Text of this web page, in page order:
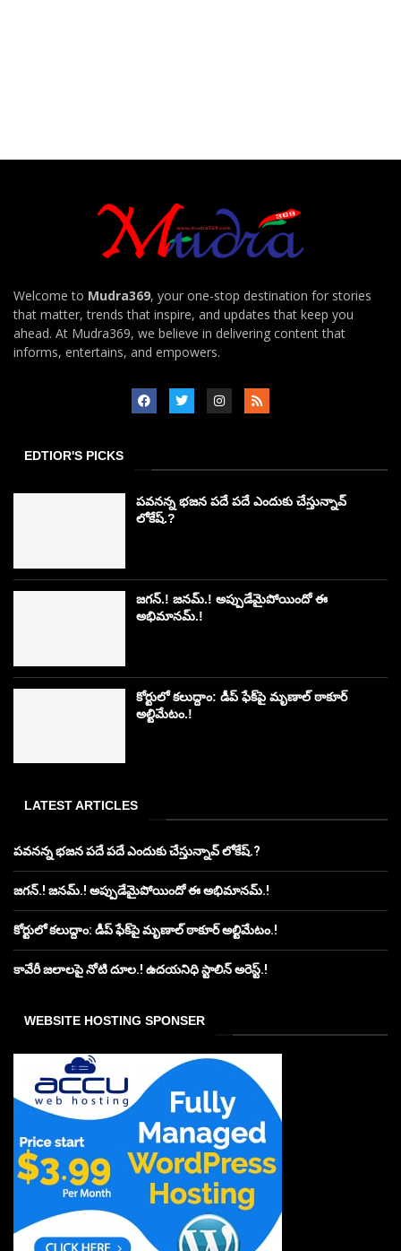
Welcome to Mudra369, your one-stop destination for stories
that matter, trends that inspire, and updates that keep you
ahead. At Mudra369, we believe in delivering content that
informs, entertains, and empowers.
EDTIOR'S PICKS
పవనన్న భజన పదే పదే ఎందుకు చేస్తున్నావ్
లోకేష్.?
జగన్.! జనమ్.! అప్పుడేమైపోయిందో ఈ
అభిమానమ్.!
కోర్టులో కలుద్దాం: డీప్ ఫేక్‌పై మృణాల్ ఠాకూర్
అల్టిమేటం.!
LATEST ARTICLES
పవనన్న భజన పదే పదే ఎందుకు చేస్తున్నావ్ లోకేష్.?
జగన్.! జనమ్.! అప్పుడేమైపోయిందో ఈ అభిమానమ్.!
కోర్టులో కలుద్దాం: డీప్ ఫేక్‌పై మృణాల్ ఠాకూర్ అల్టిమేటం.!
కావేరీ జలాలపై నోటి దూల.! ఉదయనిధి స్టాలిన్ అరెస్ట్.!
WEBSITE HOSTING SPONSER